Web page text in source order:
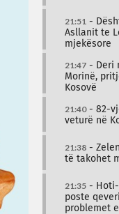
21:51 -
Asllanit te
mjekësore
21:47 - Deri
Morinë,
Kosovë
21:40- 82-
veturë në
21:38 -
të takohet
21:35 - Hoti-
poste
problemet